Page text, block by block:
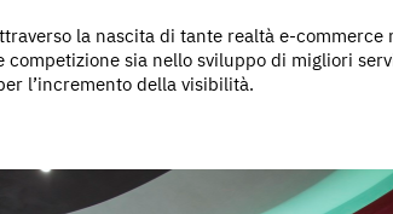
la nascita di tante realtà e-commerce
competizione sia nello sviluppo di migliori
l’incremento della visibilità.